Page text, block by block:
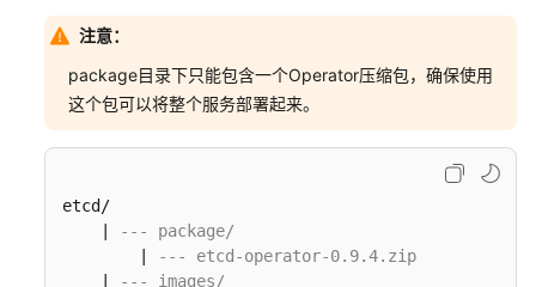
打
到
package
目
注意：
package目录下只能包含一个Operator压缩包，确保使用
这个包可以将整个服务部署起来。
etcd/
--- package/
--- etcd-operator-0.9.4.zip
--- images/